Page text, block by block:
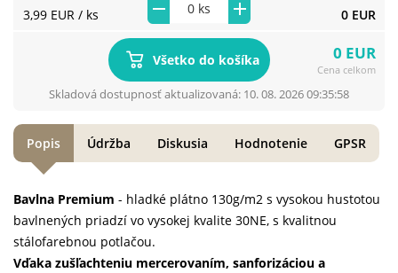
3,99 EUR / ks 0 EUR
Všetko do košíka 0 EUR
Cena celkom
Skladová dostupnosť aktualizovaná: 10. 08. 2026 09:35:58
Bavlna Premium - hladké plátno 130g/m2 s vysokou hustotou
bavlnených priadzí vo vysokej kvalite 30NE, s kvalitnou
stálofarebnou potlačou.
Vďaka zušľachteniu mercerovaním, sanforizáciou a
Popis Údržba Diskusia Hodnotenie GPSR